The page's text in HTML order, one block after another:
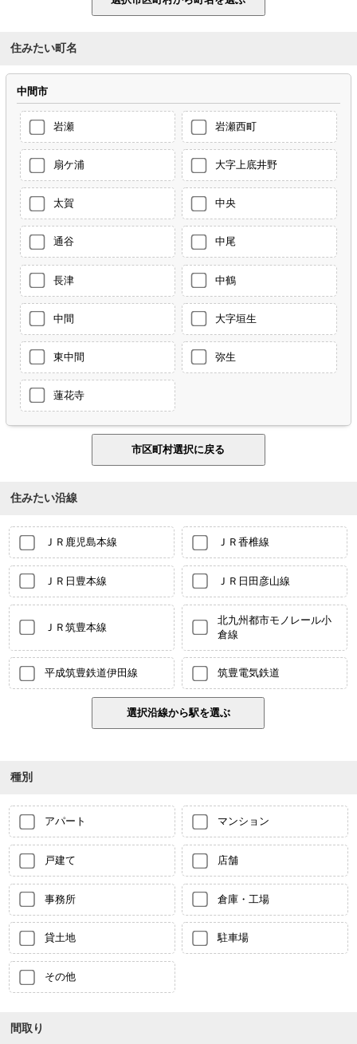
住みたい町名
中間市
岩瀬 岩瀬西町
扇ケ浦 大字上底井野
太賀 中央
通谷 中尾
長津 中鶴
中間 大字垣生
東中間 弥生
蓮花寺
住みたい沿線
ＪＲ鹿児島本線 ＪＲ香椎線
ＪＲ日豊本線 ＪＲ日田彦山線
ＪＲ筑豊本線
北九州都市モノレール小
倉線
平成筑豊鉄道伊田線 筑豊電気鉄道
種別
アパート マンション
戸建て 店舗
事務所 倉庫・工場
貸土地 駐車場
その他
間取り